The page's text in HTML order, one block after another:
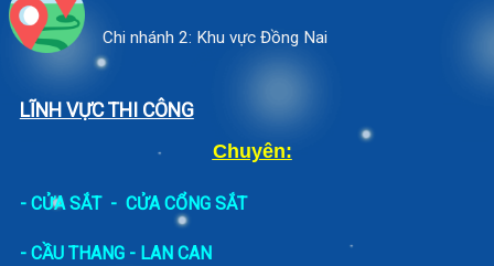
Chi nhánh 2: Khu vực Đồng Nai
LĨNH VỰC THI CÔNG
Chuyên:
- CỬA SẮT- CỬA CỔNG SẮT
- CẦU THANG - LAN CAN